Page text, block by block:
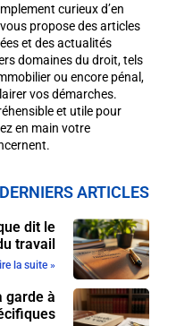
curieux d’en
propose des articles
et des actualités
domaines du droit, tels
ou encore pénal,
vos démarches.
et utile pour
en main votre
DERNIERS ARTICLES
dit le
travail
la suite »
garde à